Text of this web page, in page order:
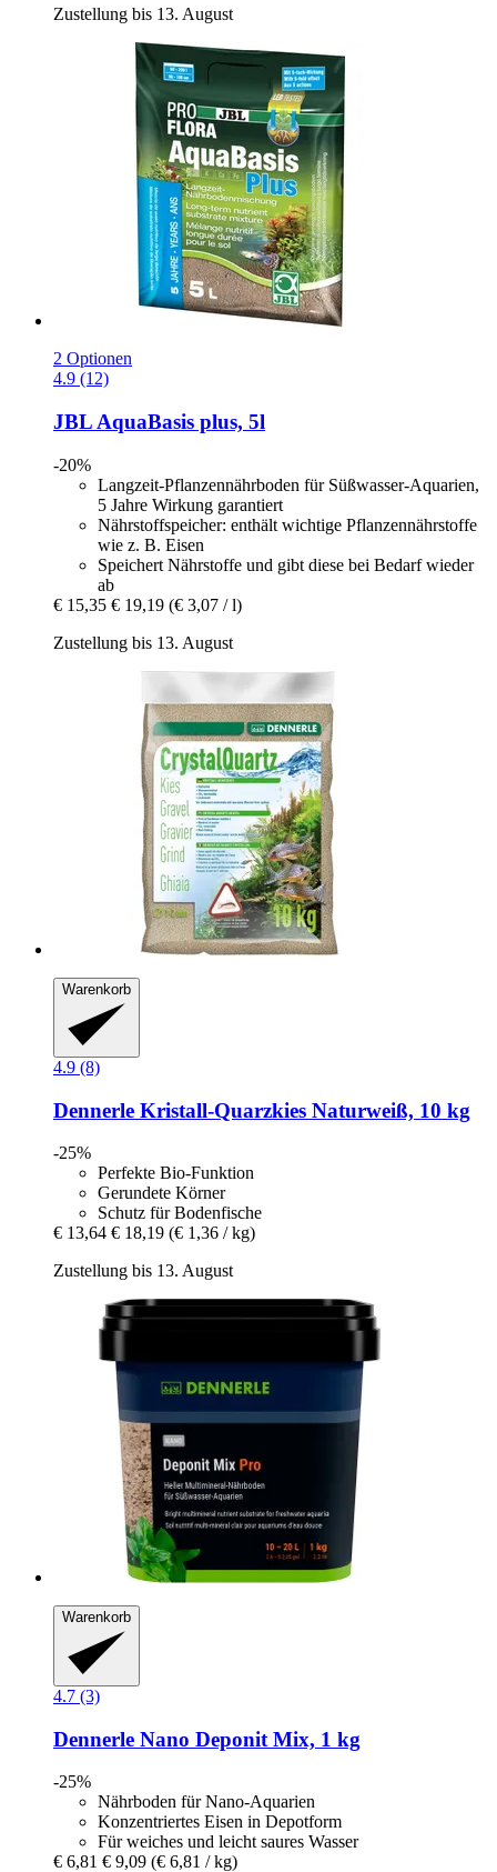
Zustellung bis 13. August
2 Optionen
4.9 (12)
JBL AquaBasis plus, 5l
-20%
Langzeit-Pflanzennährboden für Süßwasser-Aquarien,
5 Jahre Wirkung garantiert
Nährstoffspeicher: enthält wichtige Pflanzennährstoffe
wie z. B. Eisen
Speichert Nährstoffe und gibt diese bei Bedarf wieder
ab
€ 15,35 € 19,19 (€ 3,07 / l)
Zustellung bis 13. August
Warenkorb
4.9 (8)
Dennerle Kristall-​Quarzkies Naturweiß, 10 kg
-25%
Perfekte Bio-Funktion
Gerundete Körner
Schutz für Bodenfische
€ 13,64 € 18,19 (€ 1,36 / kg)
Zustellung bis 13. August
Warenkorb
4.7 (3)
Dennerle Nano Deponit Mix, 1 kg
-25%
Nährboden für Nano-Aquarien
Konzentriertes Eisen in Depotform
Für weiches und leicht saures Wasser
€ 6,81 € 9,09 (€ 6,81 / kg)